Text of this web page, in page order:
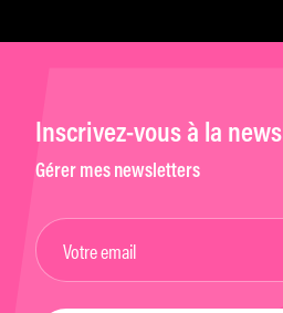
Inscrivez-vous à la
Gérer mes newsletters